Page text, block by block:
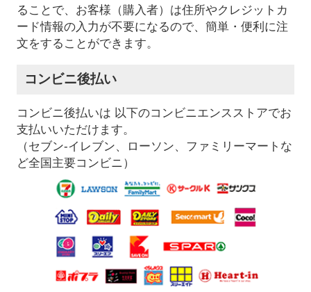
ることで、お客様（購入者）は住所やクレジットカ
ード情報の入力が不要になるので、簡単・便利に注
文をすることができます。
コンビニ後払い
コンビニ後払いは 以下のコンビニエンスストアでお
支払いいただけます。
（セブン-イレブン、ローソン、ファミリーマートな
ど全国主要コンビニ）